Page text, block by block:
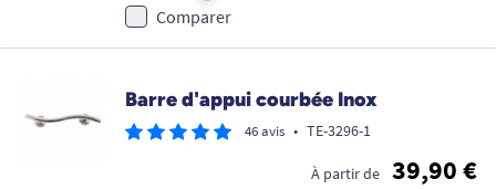
Comparer
Barre d'appui courbée Inox
46 avis • TE-3296-1
À partir de 39,90 €